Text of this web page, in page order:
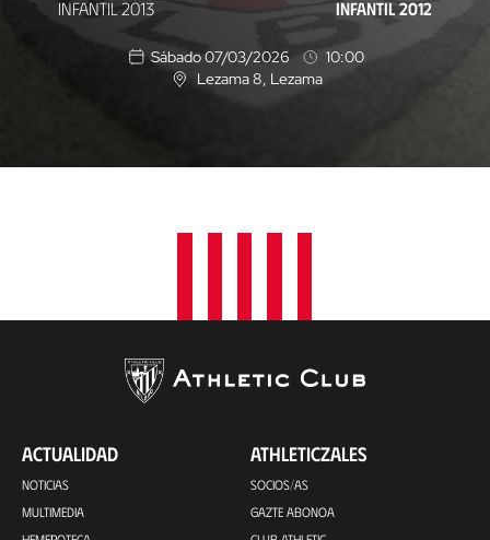
Infantil
INFANTIL 2013 INFANTIL 2012
Sábado 07/03/2026
10:00
U
n
Lezama 8 , Lezama
ACTUALIDAD
NOTICIAS
MULTIMEDIA
ATHLETICZALES
SOCIOS/AS
GAZTE ABONOA